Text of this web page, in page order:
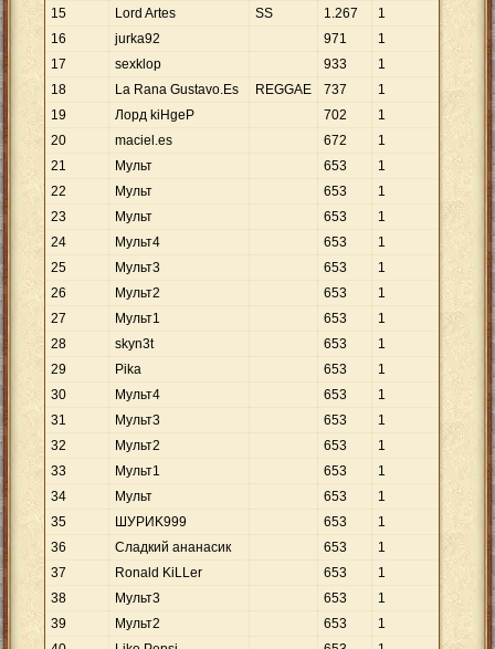
15
Lord Artes SS 1.267
1
16
jurka92 971
1
17
sexklop 933
1
18
La Rana Gustavo.Es REGGAE 737
1
19
Лорд kiHgeP 702
1
20
maciel.es 672
1
21
Мульт 653
1
22
Мyльт 653
1
23
Mульт 653
1
24
Mульт4 653
1
25
Mульт3 653
1
26
Mульт2 653
1
27
Mульт1 653
1
28
skyn3t 653
1
29
Pikа 653
1
30
Myльт4 653
1
31
Myльт3 653
1
32
Myльт2 653
1
33
Myльт1 653
1
34
Myльт 653
1
35
ШУРИK999 653
1
36
Слaдкий ананасик 653
1
37
Ronаld KiLLer 653
1
38
Мyльт3 653
1
39
Мyльт2 653
1